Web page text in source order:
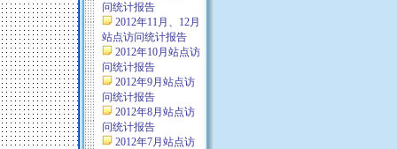
问统计报告
2012年11月、12月
站点访问统计报告
2012年10月站点访
问统计报告
2012年9月站点访
问统计报告
2012年8月站点访
问统计报告
2012年7月站点访